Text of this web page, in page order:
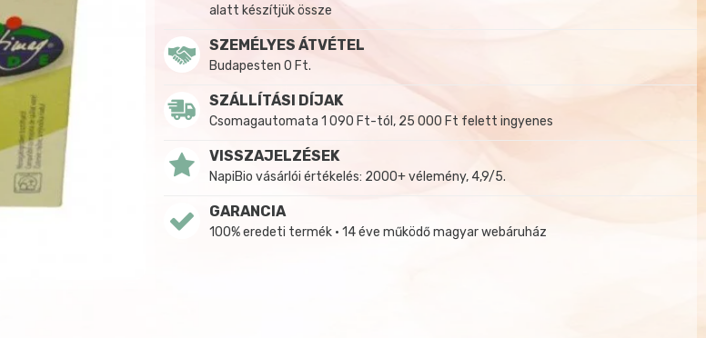
alatt készítjük össze
SZEMÉLYES ÁTVÉTEL
Budapesten 0 Ft.
SZÁLLÍTÁSI DÍJAK
Csomagautomata 1 090 Ft-tól, 25 000 Ft felett ingyenes
VISSZAJELZÉSEK
NapiBio vásárlói értékelés: 2000+ vélemény, 4,9/5.
GARANCIA
100% eredeti termék • 14 éve működő magyar webáruház